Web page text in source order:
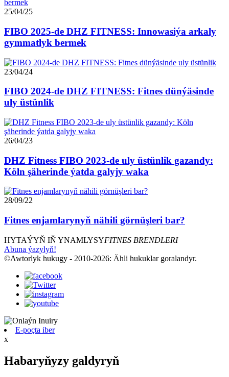
25/04/25
FIBO 2025-de DHZ FITNESS: Innowasiýa arkaly
gymmatlyk bermek
23/04/24
FIBO 2024-de DHZ FITNESS: Fitnes dünýäsinde
uly üstünlik
26/04/23
DHZ Fitness FIBO 2023-de uly üstünlik gazandy:
Köln şäherinde ýatda galyjy waka
28/09/22
Fitnes enjamlarynyň nähili görnüşleri bar?
HYTAÝYŇ IŇ YNAMLYSYFITNES BRENDLERI
Abuna ýazylyň!
©Awtorlyk hukugy - 2010-2026: Ähli hukuklar goralandyr.
E-poçta iber
x
Habaryňyzy galdyryň